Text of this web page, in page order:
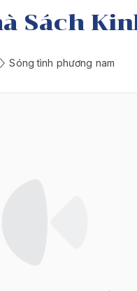
Sách
Sóng tình phương nam